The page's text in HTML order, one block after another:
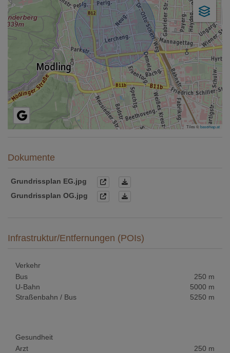
Tiles ©basemap.at
Dokumente
Grundrissplan EG.jpg
Grundrissplan OG.jpg
Infrastruktur/Entfernungen (POIs)
Verkehr
Bus
250 m
U-Bahn
5000 m
Straßenbahn / Bus
5250 m
Gesundheit
Arzt
250 m